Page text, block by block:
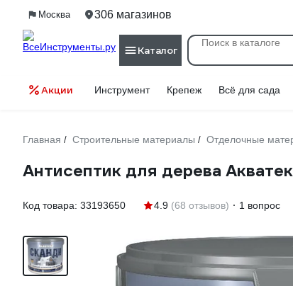
Москва 306 магазинов
Каталог
Акции Инструмент Крепеж Всё для сада
Главная / Строительные материалы / Отделочные
Антисептик для дерева
Код товара: 33193650 4.9 (68 отзывов) 1 вопрос